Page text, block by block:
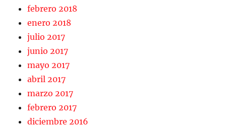
febrero 2018
enero 2018
julio 2017
junio 2017
mayo 2017
abril 2017
marzo 2017
febrero 2017
diciembre 2016